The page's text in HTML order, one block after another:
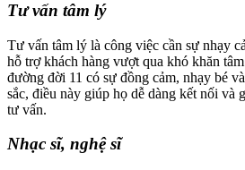
Tư vấn tâm lý
Tư vấn tâm lý là công việc cần sự nhạy
hỗ trợ khách hàng vượt qua khó khăn
đường đời 11 có sự đồng cảm, nhạy bé
sắc, điều này giúp họ dễ dàng kết nối và
tư vấn.
Nhạc sĩ, nghệ sĩ